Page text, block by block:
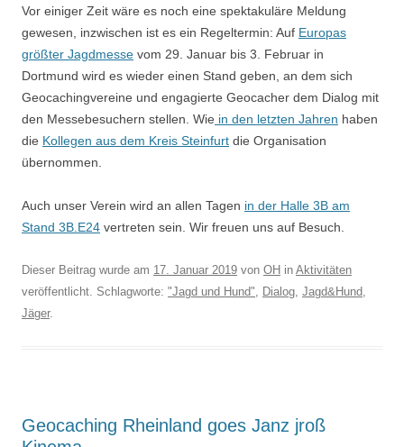
Vor einiger Zeit wäre es noch eine spektakuläre Meldung
gewesen, inzwischen ist es ein Regeltermin: Auf Europas
größter Jagdmesse vom 29. Januar bis 3. Februar in
Dortmund wird es wieder einen Stand geben, an dem sich
Geocachingvereine und engagierte Geocacher dem Dialog mit
den Messebesuchern stellen. Wie in den letzten Jahren haben
die Kollegen aus dem Kreis Steinfurt die Organisation
übernommen.
Auch unser Verein wird an allen Tagen in der Halle 3B am
Stand 3B.E24 vertreten sein. Wir freuen uns auf Besuch.
Dieser Beitrag wurde am 17. Januar 2019 von OH in Aktivitäten
veröffentlicht. Schlagworte: "Jagd und Hund", Dialog, Jagd&Hund,
Jäger.
Geocaching Rheinland goes Janz jroß